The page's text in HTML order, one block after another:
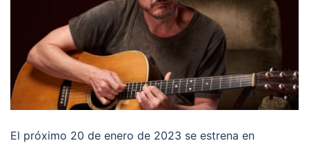
El próximo 20 de enero de 2023 se estrena en